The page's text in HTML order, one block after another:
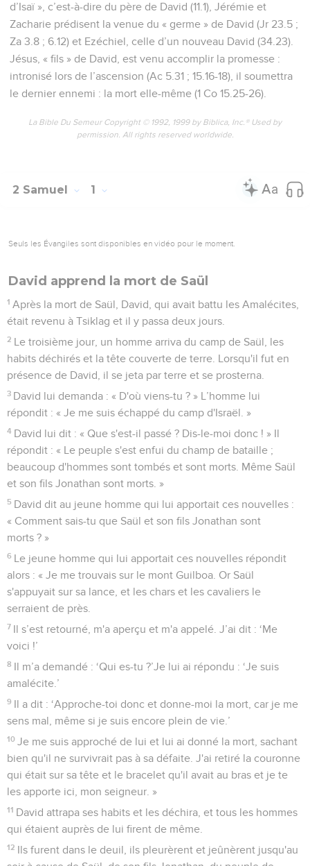
d’Isaï », c’est-à-dire du père de David (11.1), Jérémie et
Zacharie prédisent la venue du « germe » de David (Jr 23.5 ;
Za 3.8 ; 6.12) et Ezéchiel, celle d’un nouveau David (34.23).
Jésus, « fils » de David, est venu accomplir la promesse :
intronisé lors de l’ascension (Ac 5.31 ; 15.16-18), il soumettra
le dernier ennemi : la mort elle-même (1 Co 15.25-26).
La Bible Du Semeur Copyright © 1992, 1999 by Biblica, Inc.® Used by
permission. All rights reserved worldwide.
2 Samuel 1
Seuls les Évangiles sont disponibles en vidéo pour le moment.
David apprend la mort de Saül
1 Après la mort de Saül, David, qui avait battu les Amalécites,
était revenu à Tsiklag et il y passa deux jours.
2 Le troisième jour, un homme arriva du camp de Saül, les
habits déchirés et la tête couverte de terre. Lorsqu'il fut en
présence de David, il se jeta par terre et se prosterna.
3 David lui demanda : « D'où viens-tu ? » L’homme lui
répondit : « Je me suis échappé du camp d'Israël. »
4 David lui dit : « Que s'est-il passé ? Dis-le-moi donc ! » Il
répondit : « Le peuple s'est enfui du champ de bataille ;
beaucoup d'hommes sont tombés et sont morts. Même Saül
et son fils Jonathan sont morts. »
5 David dit au jeune homme qui lui apportait ces nouvelles :
« Comment sais-tu que Saül et son fils Jonathan sont
morts ? »
6 Le jeune homme qui lui apportait ces nouvelles répondit
alors : « Je me trouvais sur le mont Guilboa. Or Saül
s'appuyait sur sa lance, et les chars et les cavaliers le
serraient de près.
7 Il s’est retourné, m'a aperçu et m'a appelé. J’ai dit : ‘Me
voici !’
8 Il m’a demandé : ‘Qui es-tu ?’Je lui ai répondu : ‘Je suis
amalécite.’
9 Il a dit : ‘Approche-toi donc et donne-moi la mort, car je me
sens mal, même si je suis encore plein de vie.’
10 Je me suis approché de lui et lui ai donné la mort, sachant
bien qu'il ne survivrait pas à sa défaite. J'ai retiré la couronne
qui était sur sa tête et le bracelet qu'il avait au bras et je te
les apporte ici, mon seigneur. »
11 David attrapa ses habits et les déchira, et tous les hommes
qui étaient auprès de lui firent de même.
12 Ils furent dans le deuil, ils pleurèrent et jeûnèrent jusqu'au